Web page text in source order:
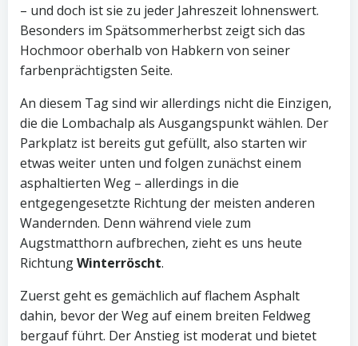
– und doch ist sie zu jeder Jahreszeit lohnenswert.
Besonders im Spätsommerherbst zeigt sich das
Hochmoor oberhalb von Habkern von seiner
farbenprächtigsten Seite.
An diesem Tag sind wir allerdings nicht die Einzigen,
die die Lombachalp als Ausgangspunkt wählen. Der
Parkplatz ist bereits gut gefüllt, also starten wir
etwas weiter unten und folgen zunächst einem
asphaltierten Weg – allerdings in die
entgegengesetzte Richtung der meisten anderen
Wandernden. Denn während viele zum
Augstmatthorn aufbrechen, zieht es uns heute
RichtungWinterröscht.
Zuerst geht es gemächlich auf flachem Asphalt
dahin, bevor der Weg auf einem breiten Feldweg
bergauf führt. Der Anstieg ist moderat und bietet